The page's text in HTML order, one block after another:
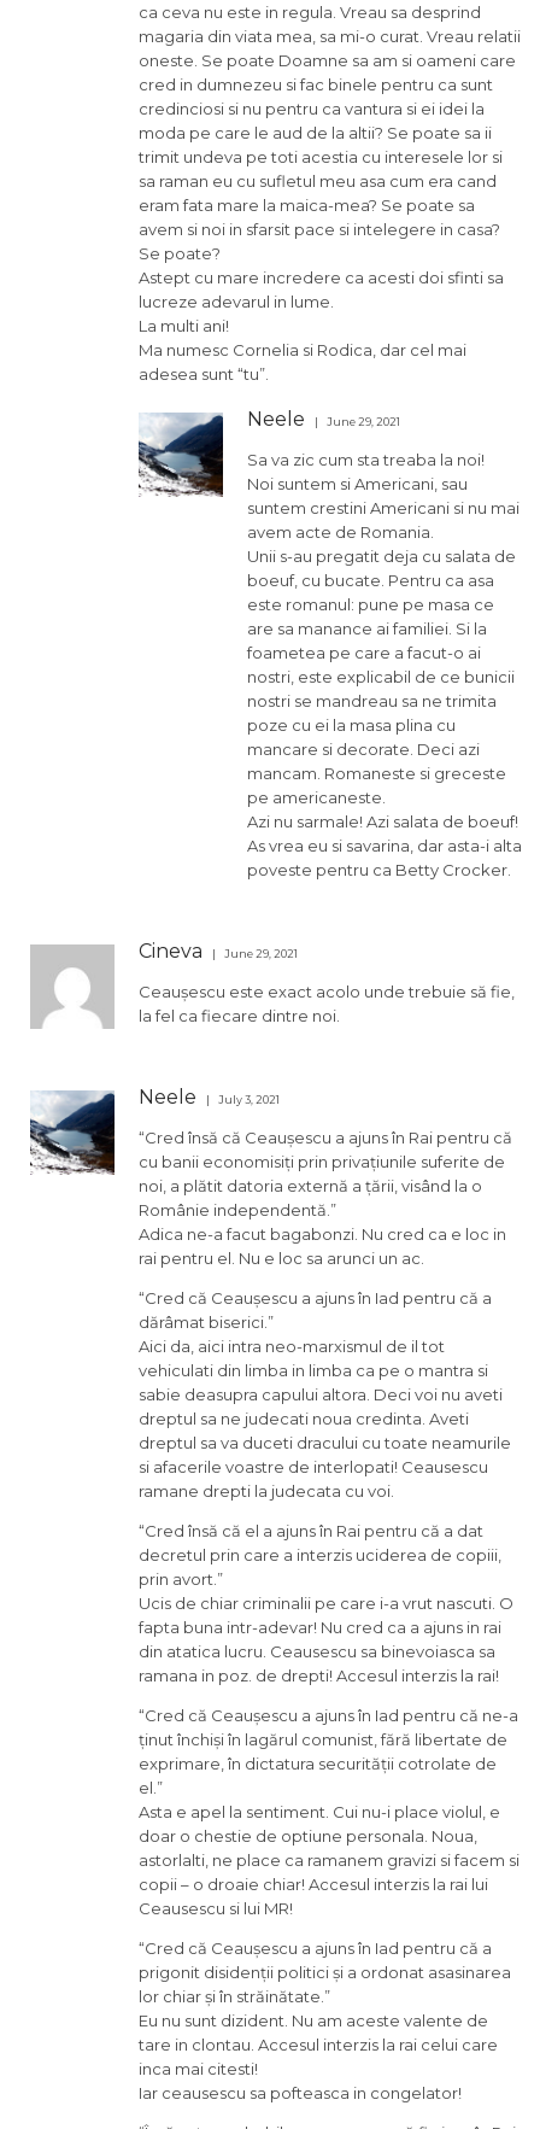
ca ceva nu este in regula. Vreau sa desprind
magaria din viata mea, sa mi-o curat. Vreau relatii
oneste. Se poate Doamne sa am si oameni care
cred in dumnezeu si fac binele pentru ca sunt
credinciosi si nu pentru ca vantura si ei idei la
moda pe care le aud de la altii? Se poate sa ii
trimit undeva pe toti acestia cu interesele lor si
sa raman eu cu sufletul meu asa cum era cand
eram fata mare la maica-mea? Se poate sa
avem si noi in sfarsit pace si intelegere in casa?
Se poate?
Astept cu mare incredere ca acesti doi sfinti sa
lucreze adevarul in lume.
La multi ani!
Ma numesc Cornelia si Rodica, dar cel mai
adesea sunt “tu”.
Neele June 29, 2021
Sa va zic cum sta treaba la noi!
Noi suntem si Americani, sau
suntem crestini Americani si nu mai
avem acte de Romania.
Unii s-au pregatit deja cu salata de
boeuf, cu bucate. Pentru ca asa
este romanul: pune pe masa ce
are sa manance ai familiei. Si la
foametea pe care a facut-o ai
nostri, este explicabil de ce bunicii
nostri se mandreau sa ne trimita
poze cu ei la masa plina cu
mancare si decorate. Deci azi
mancam. Romaneste si greceste
pe americaneste.
Azi nu sarmale! Azi salata de boeuf!
As vrea eu si savarina, dar asta-i alta
poveste pentru ca Betty Crocker.
Cineva June 29, 2021
Ceaușescu este exact acolo unde trebuie să fie,
la fel ca fiecare dintre noi.
Neele July 3, 2021
“Cred însă că Ceaușescu a ajuns în Rai pentru că
cu banii economisiți prin privațiunile suferite de
noi, a plătit datoria externă a țării, visând la o
Românie independentă.”
Adica ne-a facut bagabonzi. Nu cred ca e loc in
rai pentru el. Nu e loc sa arunci un ac.
“Cred că Ceaușescu a ajuns în Iad pentru că a
dărâmat biserici.”
Aici da, aici intra neo-marxismul de il tot
vehiculati din limba in limba ca pe o mantra si
sabie deasupra capului altora. Deci voi nu aveti
dreptul sa ne judecati noua credinta. Aveti
dreptul sa va duceti dracului cu toate neamurile
si afacerile voastre de interlopati! Ceausescu
ramane drepti la judecata cu voi.
“Cred însă că el a ajuns în Rai pentru că a dat
decretul prin care a interzis uciderea de copiii,
prin avort.”
Ucis de chiar criminalii pe care i-a vrut nascuti. O
fapta buna intr-adevar! Nu cred ca a ajuns in rai
din atatica lucru. Ceausescu sa binevoiasca sa
ramana in poz. de drepti! Accesul interzis la rai!
“Cred că Ceaușescu a ajuns în Iad pentru că ne-a
ținut închiși în lagărul comunist, fără libertate de
exprimare, în dictatura securității cotrolate de
el.”
Asta e apel la sentiment. Cui nu-i place violul, e
doar o chestie de optiune personala. Noua,
astorlalti, ne place ca ramanem gravizi si facem si
copii – o droaie chiar! Accesul interzis la rai lui
Ceausescu si lui MR!
“Cred că Ceaușescu a ajuns în Iad pentru că a
prigonit disidenții politici și a ordonat asasinarea
lor chiar și în străinătate.”
Eu nu sunt dizident. Nu am aceste valente de
tare in clontau. Accesul interzis la rai celui care
inca mai citesti!
Iar ceausescu sa pofteasca in congelator!